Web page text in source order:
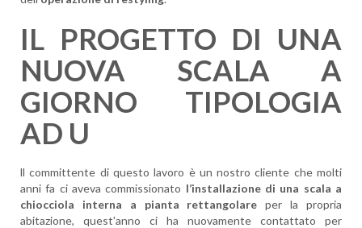
IL PROGETTO DI UNA
NUOVA SCALA A
GIORNO TIPOLOGIA
AD U
ll committente di questo lavoro è un nostro cliente che molti
anni fa ci aveva commissionato l’installazione di una scala a
chiocciola interna a pianta rettangolare per la propria
abitazione, quest'anno ci ha nuovamente contattato per